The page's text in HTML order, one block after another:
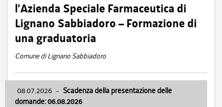
l’Azienda Speciale Farmaceutica di
Lignano Sabbiadoro – Formazione di
una graduatoria
Comune di Lignano Sabbiadoro
08.07.2026 - Scadenza della presentazione delle
domande: 06.08.2026